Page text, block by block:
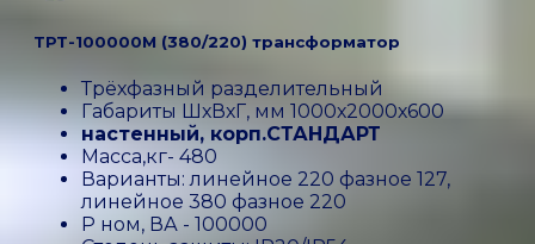
ТРТ-100000М (380/220) трансформатор
Трёхфазный разделительный
Габариты ШхВхГ, мм 1000х2000х600
настенный, корп.СТАНДАРТ
Масса,кг- 480
Варианты: линейное 220 фазное 127,
линейное 380 фазное 220
P ном, ВА - 100000